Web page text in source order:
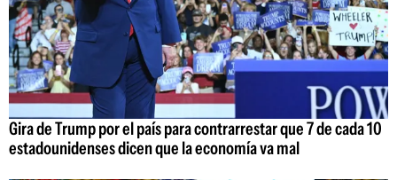
Gira de Trump por el país para contrarrestar que 7 de cada 10
estadounidenses dicen que la economía va mal